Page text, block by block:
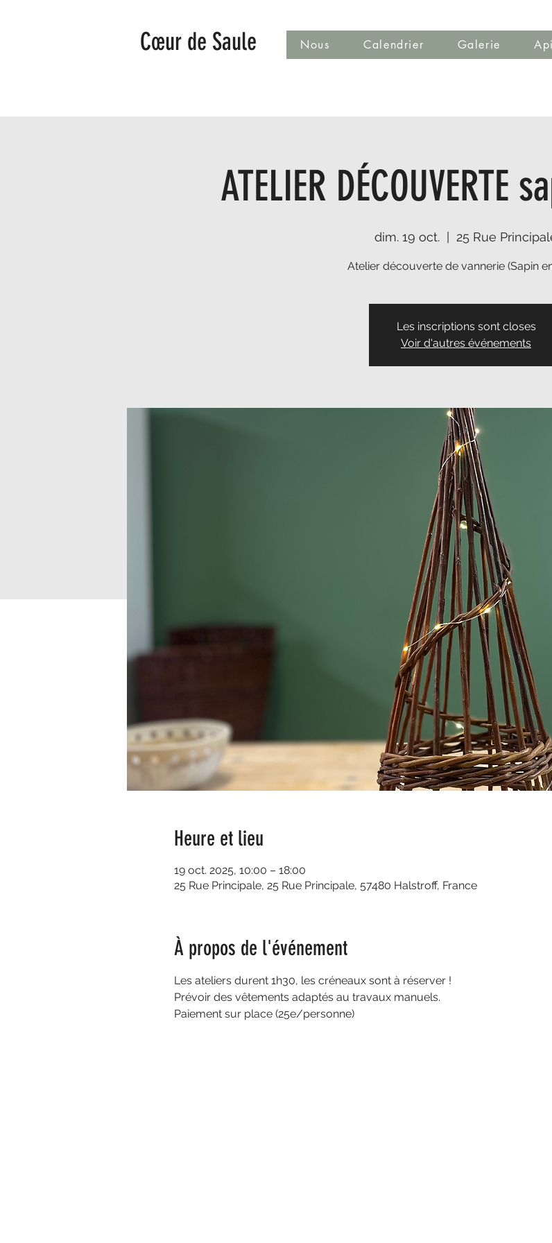
Cœur de Saule Nous Calendrier Galerie
ATELIER DÉCOUVERTE
dim. 19 oct. 25 Rue
Atelier découverte de vannerie (Sapin
Les inscriptions sont closes
Voir d'autres événements
Heure et lieu
19 oct. 2025, 10:00 – 18:00
25 Rue Principale, 25 Rue Principale, 57480 Halstroff, France
À propos de l'événement
Les ateliers durent 1h30, les créneaux sont à réserver !
Prévoir des vêtements adaptés au travaux manuels.
Paiement sur place (25e/personne)